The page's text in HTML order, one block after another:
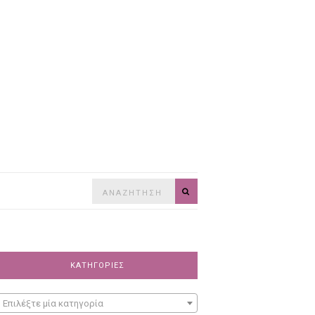
ΚΑΤΗΓΟΡΊΕΣ
Επιλέξτε μία κατηγορία